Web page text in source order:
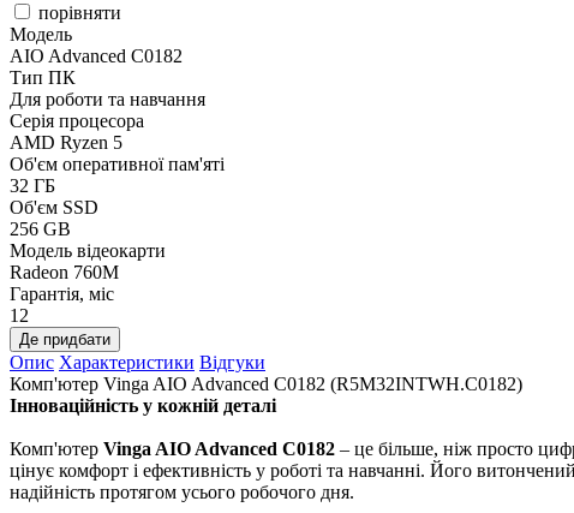
порівняти
Модель
AIO Advanced C0182
Тип ПК
Для роботи та навчання
Серія процесора
AMD Ryzen 5
Об'єм оперативної пам'яті
32 ГБ
Об'єм SSD
256 GB
Модель відеокарти
Radeon 760M
Гарантія, міс
12
Де придбати
Опис Характеристики Відгуки
Комп'ютер Vinga AIO Advanced C0182 (R5M32INTWH.C0182)
Інноваційність у кожній деталі
Комп'ютер Vinga AIO Advanced C0182 – це більше, ніж просто
цінує комфорт і ефективність у роботі та навчанні. Його
надійність протягом усього робочого дня.